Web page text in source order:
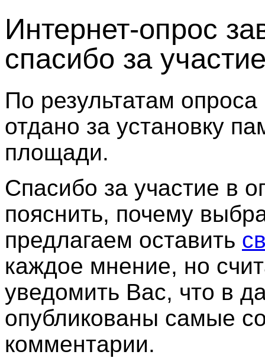
Интернет-опрос
спасибо за
По результатам
отдано за установку
площади.
Спасибо за участие в
пояснить, почему
предлагаем оставить
каждое мнение, но
уведомить Вас, что в
опубликованы самые
комментарии.